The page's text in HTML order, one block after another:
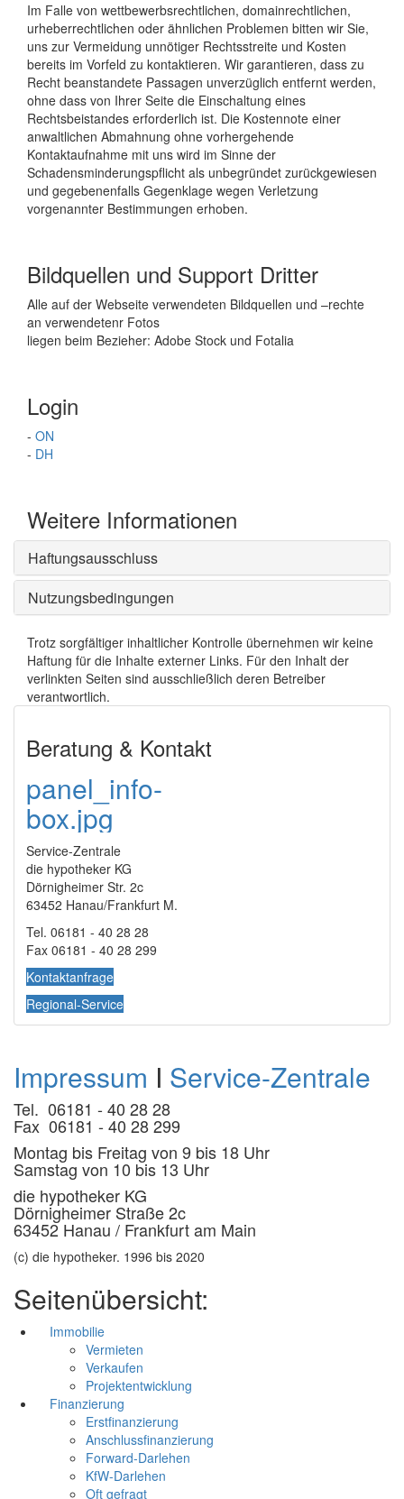
Im Falle von wettbewerbsrechtlichen, domainrechtlichen,
urheberrechtlichen oder ähnlichen Problemen bitten wir Sie,
uns zur Vermeidung unnötiger Rechtsstreite und Kosten
bereits im Vorfeld zu kontaktieren. Wir garantieren, dass zu
Recht beanstandete Passagen unverzüglich entfernt werden,
ohne dass von Ihrer Seite die Einschaltung eines
Rechtsbeistandes erforderlich ist. Die Kostennote einer
anwaltlichen Abmahnung ohne vorhergehende
Kontaktaufnahme mit uns wird im Sinne der
Schadensminderungspflicht als unbegründet zurückgewiesen
und gegebenenfalls Gegenklage wegen Verletzung
vorgenannter Bestimmungen erhoben.
Bildquellen und Support Dritter
Alle auf der Webseite verwendeten Bildquellen und –rechte
an verwendetenr Fotos
liegen beim Bezieher: Adobe Stock und Fotalia
Login
- ON
- DH
Weitere Informationen
Haftungsausschluss
Nutzungsbedingungen
Trotz sorgfältiger inhaltlicher Kontrolle übernehmen wir keine
Haftung für die Inhalte externer Links. Für den Inhalt der
verlinkten Seiten sind ausschließlich deren Betreiber
verantwortlich.
Beratung & Kontakt
panel_info-
box.jpg
Service-Zentrale
die hypotheker KG
Dörnigheimer Str. 2c
63452 Hanau/Frankfurt M.
Tel. 06181 - 40 28 28
Fax 06181 - 40 28 299
Kontaktanfrage
Regional-Service
Impressum I Service-Zentrale
Tel. 06181 - 40 28 28
Fax 06181 - 40 28 299
Montag bis Freitag von 9 bis 18 Uhr
Samstag von 10 bis 13 Uhr
die hypotheker KG
Dörnigheimer Straße 2c
63452 Hanau / Frankfurt am Main
(c) die hypotheker. 1996 bis 2020
Seitenübersicht:
Immobilie
Vermieten
Verkaufen
Projektentwicklung
Finanzierung
Erstfinanzierung
Anschlussfinanzierung
Forward-Darlehen
KfW-Darlehen
Oft gefragt